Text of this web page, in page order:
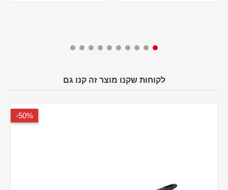
לקוחות שקנו מוצר זה קנו גם
50%-